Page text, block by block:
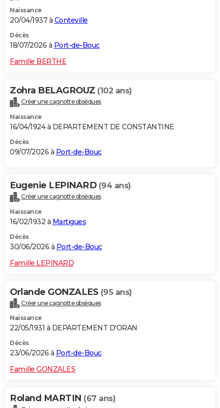
COPAINS D'AVANT
S'inscrire
Se connecter
Lycées
Collèges
Primaires
Universités
Entreprises
Service militaire
Avis de recherche
AVIS DE DÉCÈS
Naissance
20/04/1937 à Conteville
Décès
18/07/2026 à Port-de-Bouc
Famille BERTHE
Zohra BELAGROUZ (102 ans)
Créer une cagnotte obsèques
Naissance
16/04/1924 à DEPARTEMENT DE CONSTANTINE
Décès
09/07/2026 à Port-de-Bouc
Eugenie LEPINARD (94 ans)
Créer une cagnotte obsèques
Naissance
16/02/1932 à Martigues
Décès
30/06/2026 à Port-de-Bouc
Famille LEPINARD
Orlande GONZALES (95 ans)
Créer une cagnotte obsèques
Naissance
22/05/1931 à DEPARTEMENT D'ORAN
Décès
23/06/2026 à Port-de-Bouc
Famille GONZALES
Roland MARTIN (67 ans)